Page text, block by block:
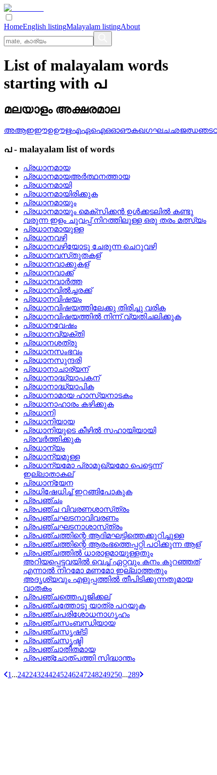
HomeEnglish listingMalayalam listingAbout
List of malayalam words
starting with പ
മലയാളം അക്ഷരമാല
അആഇഈഉഊഋഎഏഐഒഓഔകഖഗഘചഛജഝഞട
പ- malayalam list of words
പ്രധാനമായ
പ്രധാനമായഅര്‍ത്ഥനത്തായ
പ്രധാനമായി
പ്രധാനമായിരിക്കുക
പ്രധാനമായും
പ്രധാനമായും മെക്സിക്കന്‍ ഉള്‍ക്കടലില്‍ കണ്ടു
വരുന്ന ഇളം ചുവപ്പ്‌ നിറത്തിലുള്ള ഒരു തരം മത്സ്യം
പ്രധാനമായുള്ള
പ്രധാനവഴി
പ്രധാനവഴിയോടു ചേരുന്ന ചെറുവഴി
പ്രധാനവസ്‌തുതകള്
പ്രധാനവാക്കുകള്
പ്രധാനവാക്ക്
പ്രധാനവാര്‍ത്ത
പ്രധാനവില്‍ച്ചരക്ക്
പ്രധാനവിഷയം
പ്രധാനവിഷയത്തിലേക്കു തിരിച്ചു വരിക
പ്രധാനവിഷയത്തില്‍ നിന്ന്‌ വ്യതിചലിക്കുക
പ്രധാനവേഷം
പ്രധാനവ്യക്തി
പ്രധാനശത്രു
പ്രധാനസംഭവം
പ്രധാനസുന്ദരി
പ്രധാനാചാര്യന്
പ്രധാനാദ്ധ്യാപകന്
പ്രധാനാദ്ധ്യാപിക
പ്രധാനാമായ ഹാസ്യനാടകം
പ്രധാനാഹാരം കഴിക്കുക
പ്രധാനി
പ്രധാനിയായ
പ്രധാനിയുടെ കീഴില്‍ സഹായിയായി
പ്രവര്‍ത്തിക്കുക
പ്രധാന്യം
പ്രധാന്യമുള്ള
പ്രധാന്യമോ പ്രാമുഖ്യമോ പെട്ടെന്ന്
ഇല്ലാതാകല്
പ്രധാന്യേന
പ്രധിഷേധിച്ച്‌ ഇറങ്ങിപോകുക
പ്രപഞ്ചം
പ്രപഞ്ച വിവരണശാസ്‌ത്രം
പ്രപഞ്ചഘടനാവിവരണം
പ്രപഞ്ചഘടനാശാസ്‌ത്രം
പ്രപഞ്ചത്തിന്റെ ആദിമഘട്ടിത്തെക്കുറിച്ചുള്ള
പ്രപഞ്ചത്തിന്റെ ആരംഭത്തെപ്പറ്റി പഠിക്കുന്ന ആള്
പ്രപഞ്ചത്തില്‍ ധാരാളമായുള്ളതും
അറിയപ്പെട്ടവയില്‍ വെച്ച്‌ ഏറ്റവും കനം കുറഞ്ഞത്‌
എന്നാല്‍ നിറമോ മണമോ ഇല്ലാത്തതും
അദൃശ്യവും എളുപ്പത്തില്‍ തീപിടിക്കുന്നതുമായ
വാതകം
പ്രപഞ്ചത്തെപൂജിക്കല്
പ്രപഞ്ചത്തോടു യാത്ര പറയുക
പ്രപഞ്ചപരിശോധനാഗൃഹം
പ്രപഞ്ചസംബന്ധിയായ
പ്രപഞ്ചസൃഷ്‌ടി
പ്രപഞ്ചസൃഷ്ടി
പ്രപഞ്ചാതീതമായ
പ്രപഞ്ചോത്‌പത്തി സിദ്ധാന്തം
1 ...242243244245246247248249250...289